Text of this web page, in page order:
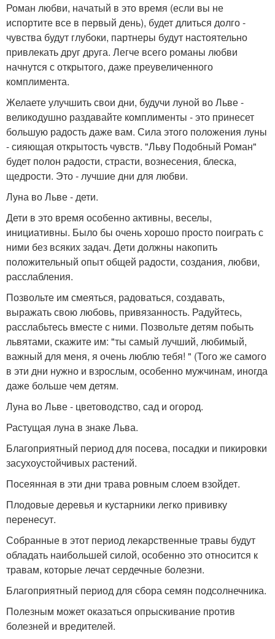
Роман любви, начатый в это время (если вы не
испортите все в первый день), будет длиться долго -
чувства будут глубоки, партнеры будут настоятельно
привлекать друг друга. Легче всего романы любви
начнутся с открытого, даже преувеличенного
комплимента.
Желаете улучшить свои дни, будучи луной во Льве -
великодушно раздавайте комплименты - это принесет
большую радость даже вам. Сила этого положения луны
- сияющая открытость чувств. "Льву Подобный Роман"
будет полон радости, страсти, вознесения, блеска,
щедрости. Это - лучшие дни для любви.
Луна во Льве - дети.
Дети в это время особенно активны, веселы,
инициативны. Было бы очень хорошо просто поиграть с
ними без всяких задач. Дети должны накопить
положительный опыт общей радости, создания, любви,
расслабления.
Позвольте им смеяться, радоваться, создавать,
выражать свою любовь, привязанность. Радуйтесь,
расслабьтесь вместе с ними. Позвольте детям побыть
львятами, скажите им: "ты самый лучший, любимый,
важный для меня, я очень люблю тебя! " (Того же самого
в эти дни нужно и взрослым, особенно мужчинам, иногда
даже больше чем детям.
Луна во Льве - цветоводство, сад и огород.
Растущая луна в знаке Льва.
Благоприятный период для посева, посадки и пикировки
засухоустойчивых растений.
Посеянная в эти дни трава ровным слоем взойдет.
Плодовые деревья и кустарники легко прививку
перенесут.
Собранные в этот период лекарственные травы будут
обладать наибольшей силой, особенно это относится к
травам, которые лечат сердечные болезни.
Благоприятный период для сбора семян подсолнечника.
Полезным может оказаться опрыскивание против
болезней и вредителей.